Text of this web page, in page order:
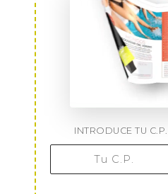
INTRODUCE TU